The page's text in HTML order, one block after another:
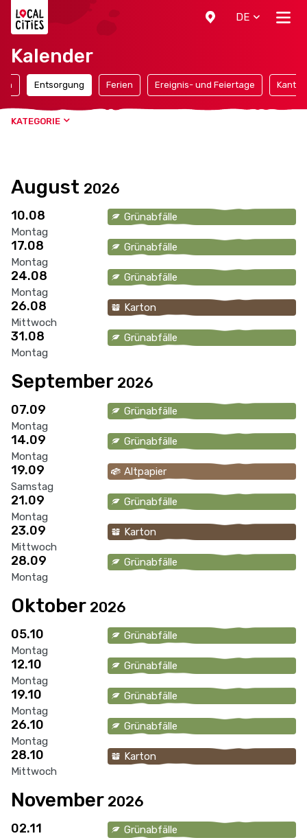
DE
Kalender
Entsorgung Ferien Ereignis- und Feiertage
KATEGORIE
August 2026
10.08
Montag
Grünabfälle
17.08
Montag
Grünabfälle
24.08
Montag
Grünabfälle
26.08
Mittwoch
Karton
31.08
Montag
Grünabfälle
September 2026
07.09
Montag
Grünabfälle
14.09
Montag
Grünabfälle
19.09
Samstag
Altpapier
21.09
Montag
Grünabfälle
23.09
Mittwoch
Karton
28.09
Montag
Grünabfälle
Oktober 2026
05.10
Montag
Grünabfälle
12.10
Montag
Grünabfälle
19.10
Montag
Grünabfälle
26.10
Montag
Grünabfälle
28.10
Mittwoch
Karton
November 2026
02.11 Grünabfälle